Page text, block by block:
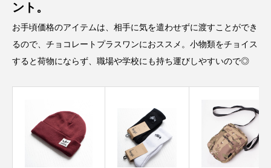
ント。
お手頃価格のアイテムは、相手に気を遣わせずに渡すことができ
るので、チョコレートプラスワンにおススメ。小物類をチョイス
すると荷物にならず、職場や学校にも持ち運びしやすいので◎